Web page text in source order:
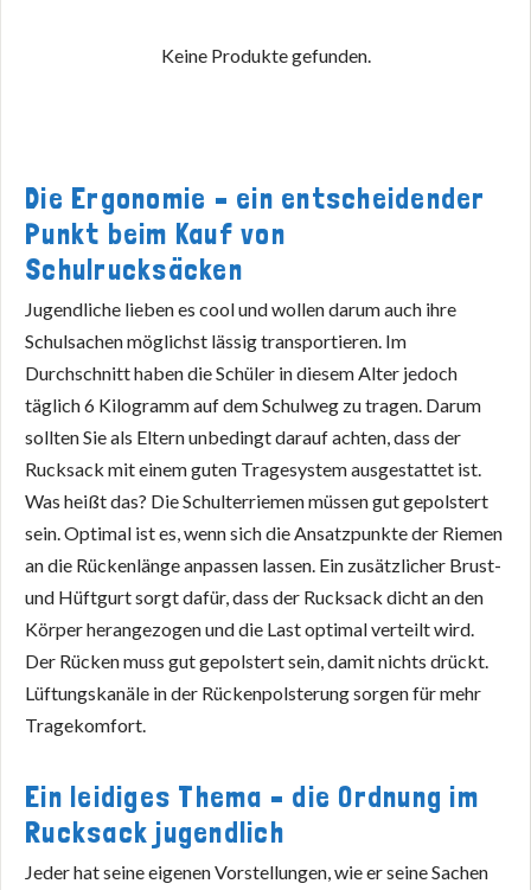
Keine Produkte gefunden.
Die Ergonomie – ein entscheidender
Punkt beim Kauf von
Schulrucksäcken
Jugendliche lieben es cool und wollen darum auch ihre
Schulsachen möglichst lässig transportieren. Im
Durchschnitt haben die Schüler in diesem Alter jedoch
täglich 6 Kilogramm auf dem Schulweg zu tragen. Darum
sollten Sie als Eltern unbedingt darauf achten, dass der
Rucksack mit einem guten Tragesystem ausgestattet ist.
Was heißt das? Die Schulterriemen müssen gut gepolstert
sein. Optimal ist es, wenn sich die Ansatzpunkte der Riemen
an die Rückenlänge anpassen lassen. Ein zusätzlicher Brust-
und Hüftgurt sorgt dafür, dass der Rucksack dicht an den
Körper herangezogen und die Last optimal verteilt wird.
Der Rücken muss gut gepolstert sein, damit nichts drückt.
Lüftungskanäle in der Rückenpolsterung sorgen für mehr
Tragekomfort.
Ein leidiges Thema – die Ordnung im
Rucksack jugendlich
Jeder hat seine eigenen Vorstellungen, wie er seine Sachen